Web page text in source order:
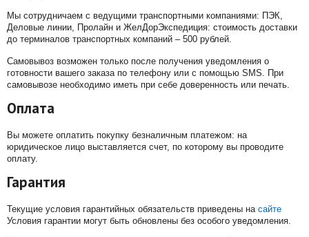
Мы сотрудничаем с ведущими транспортными компаниями: ПЭК,
Деловые линии, Пролайн и ЖелДорЭкспедиция: стоимость доставки
до терминалов транспортных компаний – 500 рублей.
Самовывоз возможен только после получения уведомления о
готовности вашего заказа по телефону или с помощью SMS. При
самовывозе необходимо иметь при себе доверенность или печать.
Оплата
Вы можете оплатить покупку безналичным платежом: на
юридическое лицо выставляется счет, по которому вы проводите
оплату.
Гарантия
Текущие условия гарантийных обязательств приведены на сайте
Условия гарантии могут быть обновлены без особого уведомления.